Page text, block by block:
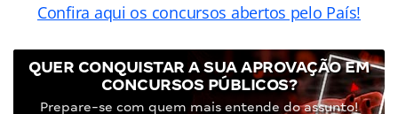
Confira aqui os concursos abertos pelo País!
QUER CONQUISTAR A SUA APROVAÇÃO EM
CONCURSOS PÚBLICOS?
Prepare-se com quem mais entende do assunto!